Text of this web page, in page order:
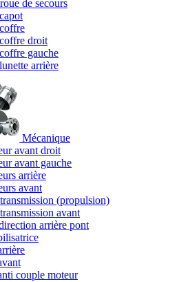
de secours
droit
gauche
arrière
Mécanique
avant droit
avant gauche
arrière
avant
(propulsion)
avant
arrière pont
couple moteur